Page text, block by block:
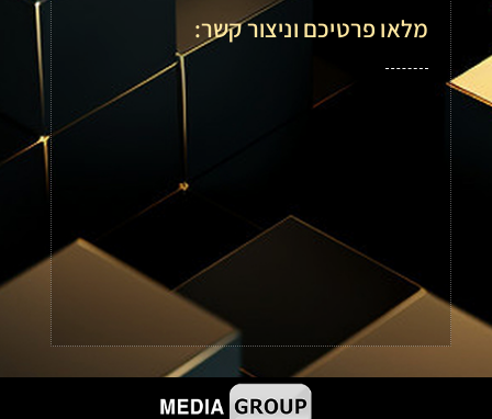
מלאו פרטיכם וניצור קשר: